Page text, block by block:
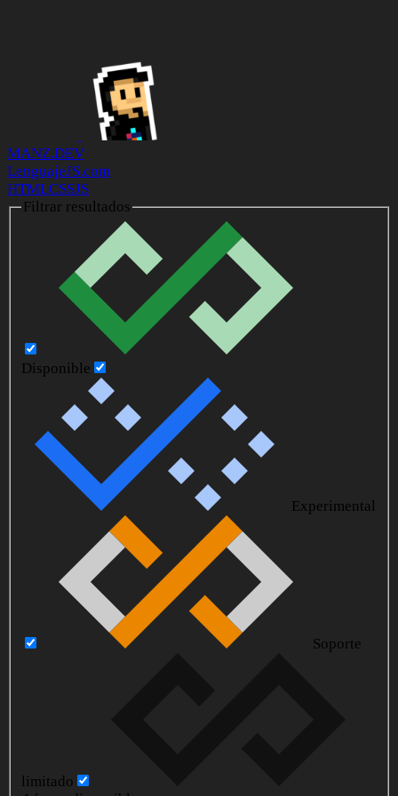
MANZ.DEV
LenguajeJS.com
HTMLCSSJS
Filtrar resultados
Disponible
Experimental
Soporte
limitado